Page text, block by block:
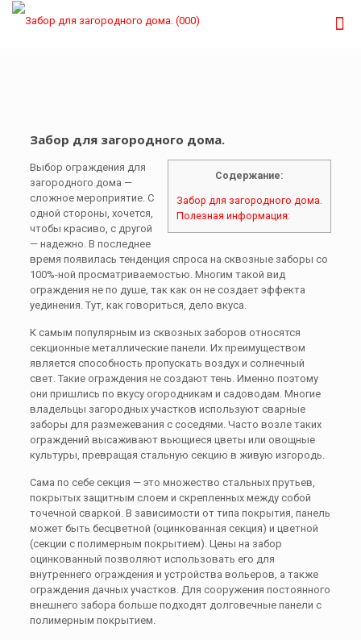
Забор для загородного дома.
Содержание:
Забор для загородного дома.
Полезная информация:
Выбор ограждения для
загородного дома —
сложное мероприятие. С
одной стороны, хочется,
чтобы красиво, с другой
— надежно. В последнее
время появилась тенденция спроса на сквозные заборы со
100%-ной просматриваемостью. Многим такой вид
ограждения не по душе, так как он не создает эффекта
уединения. Тут, как говориться, дело вкуса.
К самым популярным из сквозных заборов относятся
секционные металлические панели. Их преимуществом
является способность пропускать воздух и солнечный
свет. Такие ограждения не создают тень. Именно поэтому
они пришлись по вкусу огородникам и садоводам. Многие
владельцы загородных участков используют сварные
заборы для размежевания с соседями. Часто возле таких
ограждений высаживают вьющиеся цветы или овощные
культуры, превращая стальную секцию в живую изгородь.
Сама по себе секция — это множество стальных прутьев,
покрытых защитным слоем и скрепленных между собой
точечной сваркой. В зависимости от типа покрытия, панель
может быть бесцветной (оцинкованная секция) и цветной
(секции с полимерным покрытием). Цены на забор
оцинкованный позволяют использовать его для
внутреннего ограждения и устройства вольеров, а также
ограждения дачных участков. Для сооружения постоянного
внешнего забора больше подходят долговечные панели с
полимерным покрытием.